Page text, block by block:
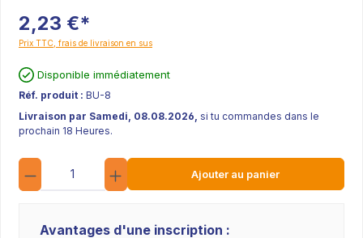
2,23 €*
Prix TTC, frais de livraison en sus
Disponible immédiatement
Réf. produit : BU-8
Livraison par Samedi, 08.08.2026, si tu commandes dans le
prochain 18 Heures.
Quantité
Ajouter au panier
Avantages d'une inscription :